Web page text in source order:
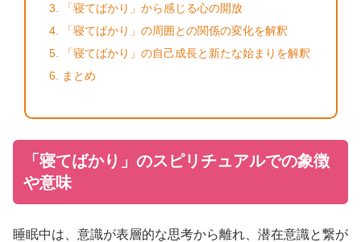
「寝てばかり」から感じる心の開放
「寝てばかり」の周囲との関係の変化を解釈
「寝てばかり」の自己成長と新たな始まりを解釈
まとめ
「寝てばかり」のスピリチュアルでの象徴
や意味
睡眠中は、意識が表層的な思考から離れ、潜在意識と繋が